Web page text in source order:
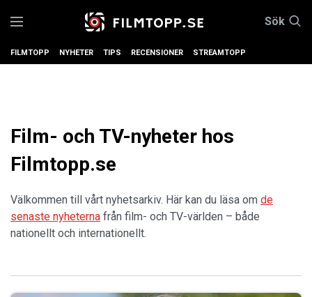
Sök
FILMTOPP NYHETER TIPS RECENSIONER STREAMTOPP
Film- och TV-nyheter hos
Filmtopp.se
Välkommen till vårt nyhetsarkiv. Här kan du läsa om de
senaste nyheterna från film- och TV-världen – både
nationellt och internationellt.